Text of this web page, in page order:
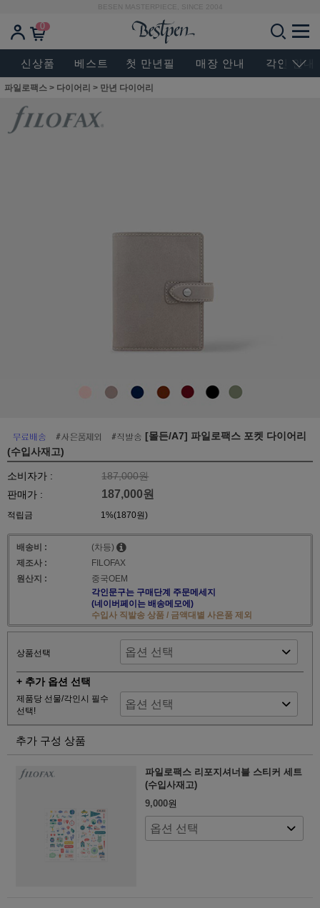
BESEN MASTERPIECE, SINCE 2004
0
신상품 베스트 첫 만년필 매장 안내 각인 안내
파일로팩스 > 다이어리 > 만년 다이어리
[몰든/A7] 파일로팩스 포켓 다이어리
(수입사재고)
소비자가 :
187,000원
판매가 :
187,000원
적립금 1%(1870원)
배송비 :
(차등)
제조사 :
FILOFAX
원산지 :
중국OEM
각인문구는 구매단계 주문메세지
(네이버페이는 배송메모에)
수입사 직발송 상품 / 금액대별 사은품 제외
상품선택
+ 추가 옵션 선택
제품당 선물/각인시 필수
선택!
추가 구성 상품
파일로팩스 리포지셔너블 스티커 세트
(수입사재고)
9,000원